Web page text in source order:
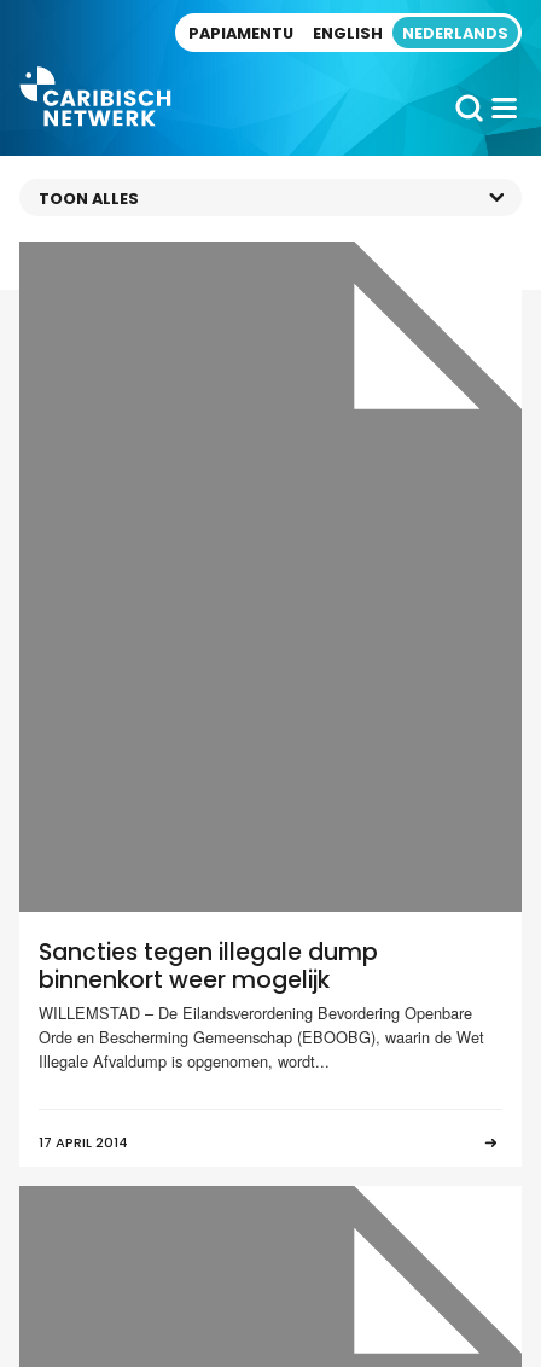
PAPIAMENTU ENGLISH NEDERLANDS
Sancties tegen illegale dump
binnenkort weer mogelijk
WILLEMSTAD – De Eilandsverordening Bevordering Openbare
Orde en Bescherming Gemeenschap (EBOOBG), waarin de Wet
Illegale Afvaldump is opgenomen, wordt...
17 APRIL 2014